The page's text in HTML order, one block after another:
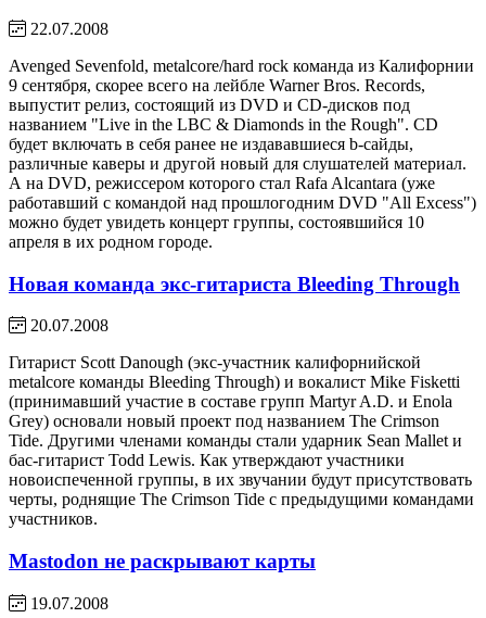
22.07.2008
Avenged Sevenfold, metalcore/hard rock команда из Калифорнии
9 сентября, скорее всего на лейбле Warner Bros. Records,
выпустит релиз, состоящий из DVD и CD-дисков под
названием "Live in the LBC & Diamonds in the Rough". CD
будет включать в себя ранее не издававшиеся b-сайды,
различные каверы и другой новый для слушателей материал.
А на DVD, режиссером которого стал Rafa Alcantara (уже
работавший с командой над прошлогодним DVD "All Excess")
можно будет увидеть концерт группы, состоявшийся 10
апреля в их родном городе.
Новая команда экс-гитариста Bleeding Through
20.07.2008
Гитарист Scott Danough (экс-участник калифорнийской
metalcore команды Bleeding Through) и вокалист Mike Fisketti
(принимавший участие в составе групп Martyr A.D. и Enola
Grey) основали новый проект под названием The Crimson
Tide. Другими членами команды стали ударник Sean Mallet и
бас-гитарист Todd Lewis. Как утверждают участники
новоиспеченной группы, в их звучании будут присутствовать
черты, роднящие The Crimson Tide с предыдущими командами
участников.
Mastodon не раскрывают карты
19.07.2008